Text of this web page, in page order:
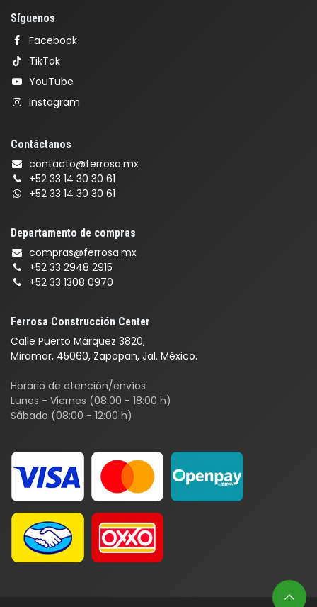
Ferrosa Construcción Center
Calle Puerto Márquez 3820,
Miramar, 45060, Zapopan, Jal. México.
Horario de atención/envíos
Lunes - Viernes (08:00 - 18:00 h)
Sábado (08:00 - 12:00 h)
Síguenos
Facebook
TikTok
YouTube
Instagram
Contáctanos
contacto@ferrosa.mx
+52 33 14 30 30 61
+52 33 14 30 30 61
Departamento de compras
compras@ferrosa.mx
+52 33 2948 2915
+52 33 1308 0970